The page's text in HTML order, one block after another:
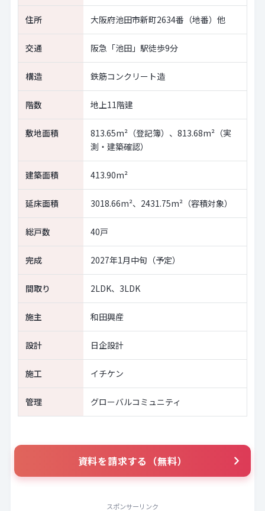
住所 大阪府池田市新町2634番（地番）他
交通 阪急「池田」駅徒歩9分
構造 鉄筋コンクリート造
階数 地上11階建
敷地面積
813.65m²（登記簿）、813.68m²（実
測・建築確認）
建築面積 413.90m²
延床面積 3018.66m²、2431.75m²（容積対象）
総戸数 40戸
完成 2027年1月中旬（予定）
間取り 2LDK、3LDK
施主 和田興産
設計 日企設計
施工 イチケン
管理 グローバルコミュニティ
資料を請求する（無料）
スポンサーリンク